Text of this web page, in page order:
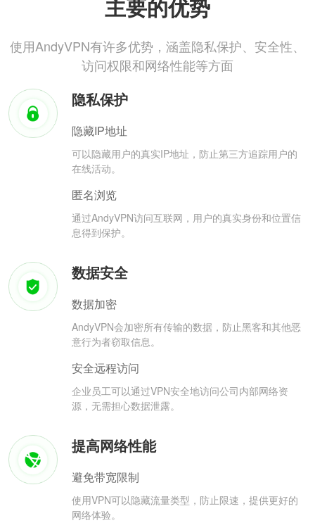
主要的优势
使用AndyVPN有许多优势，涵盖隐私保护、安全性、
访问权限和网络性能等方面
隐私保护
隐藏IP地址
可以隐藏用户的真实IP地址，防止第三方追踪用户的
在线活动。
匿名浏览
通过AndyVPN访问互联网，用户的真实身份和位置信
息得到保护。
数据安全
数据加密
AndyVPN会加密所有传输的数据，防止黑客和其他恶
意行为者窃取信息。
安全远程访问
企业员工可以通过VPN安全地访问公司内部网络资
源，无需担心数据泄露。
提高网络性能
避免带宽限制
使用VPN可以隐藏流量类型，防止限速，提供更好的
网络体验。